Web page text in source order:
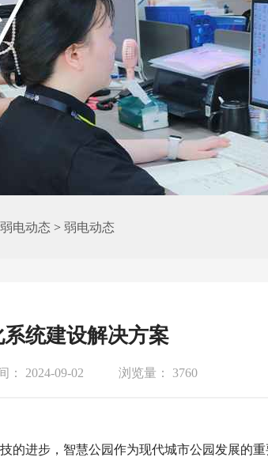
弱电动态 > 弱电动态
统建设解决方案
： 2024-09-02 浏览量： 3760
的进步，智慧公园作为现代城市公园发展的